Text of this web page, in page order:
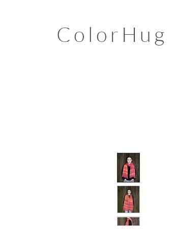
ColorHug